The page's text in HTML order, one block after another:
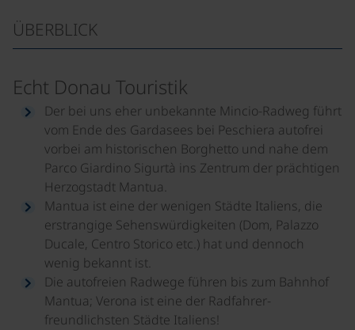
ÜBERBLICK
Echt Donau Touristik
Der bei uns eher unbekannte Mincio-Radweg führt
vom Ende des Gardasees bei Peschiera autofrei
vorbei am historischen Borghetto und nahe dem
Parco Giardino Sigurtà ins Zentrum der prächtigen
Herzogstadt Mantua.
Mantua ist eine der wenigen Städte Italiens, die
erstrangige Sehenswürdigkeiten (Dom, Palazzo
Ducale, Centro Storico etc.) hat und dennoch
wenig bekannt ist.
Die autofreien Radwege führen bis zum Bahnhof
Mantua; Verona ist eine der Radfahrer-
freundlichsten Städte Italiens!